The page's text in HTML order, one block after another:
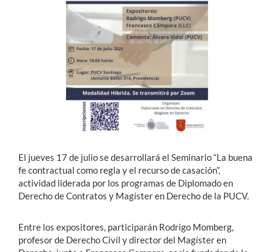
El jueves 17 de julio se desarrollará el Seminario “La buena
fe contractual como regla y el recurso de casación”,
actividad liderada por los programas de Diplomado en
Derecho de Contratos y Magíster en Derecho de la PUCV.
Entre los expositores, participarán Rodrigo Momberg,
profesor de Derecho Civil y director del Magíster en